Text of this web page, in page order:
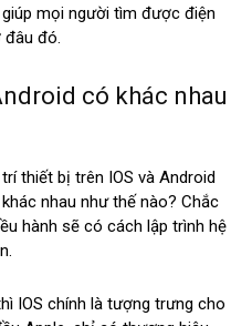
mọi người tìm được điện
đâu đó.
có khác nhau
thiết bị trên IOS và Android
nhau như thế nào? Chắc
hành sẽ có cách lập trình hệ
IOS chính là tượng trưng cho